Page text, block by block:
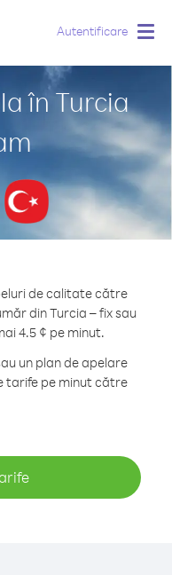
Autentificare
în Turcia
de calitate către
din Turcia – fix sau
4.5 ¢ pe minut.
un plan de apelare
tarife pe minut către